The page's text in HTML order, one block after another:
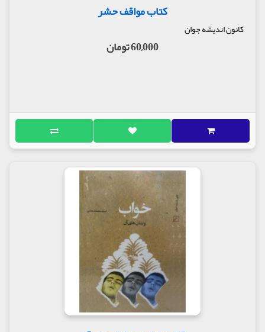
کتاب مواقف حشر
کانون اندیشه جوان
60,000 تومان